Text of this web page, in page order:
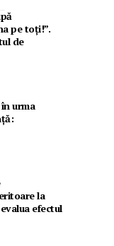
pe toți!”.
de
urma
la
efectul